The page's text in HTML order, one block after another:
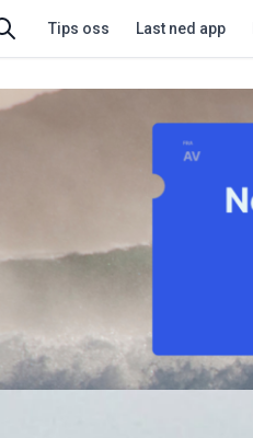
Tips oss Last ned app